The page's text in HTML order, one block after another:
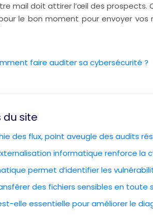
mail doit attirer l’œil des prospects.
le bon moment pour envoyer vos
faire auditer sa cybersécurité ?
du site
des flux, point aveugle des audits
informatique renforce la
permet d’identifier les
des fichiers sensibles en toute
est-elle essentielle pour améliorer le